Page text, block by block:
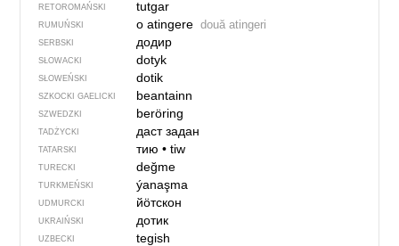
RETOROMAŃSKI tutgar
RUMUŃSKI o atingere două atingeri
SERBSKI додир
SŁOWACKI dotyk
SŁOWEŃSKI dotik
SZKOCKI GAELICKI beantainn
SZWEDZKI beröring
TADŻYCKI даст задан
TATARSKI тию• tiw
TURECKI değme
TURKMEŃSKI ýanaşma
UDMURCKI йӧтскон
UKRAIŃSKI дотик
UZBECKI tegish